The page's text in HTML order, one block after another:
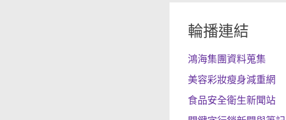
輪播連結
鴻海集團資料蒐集
美容彩妝瘦身減重網
食品安全衛生新聞站